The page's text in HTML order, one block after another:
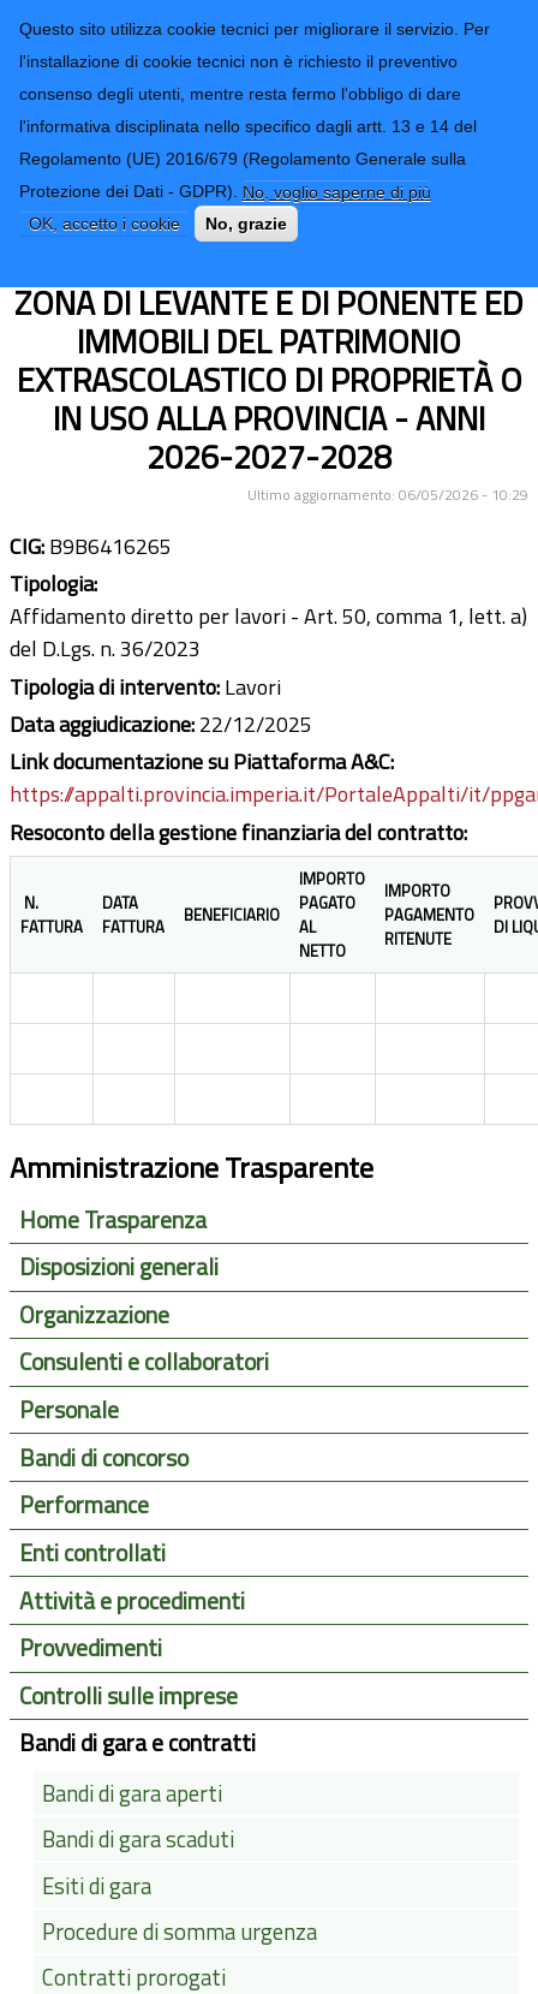
Questo sito utilizza cookie tecnici per migliorare il servizio. Per
l'installazione di cookie tecnici non è richiesto il preventivo
consenso degli utenti, mentre resta fermo l'obbligo di dare
l'informativa disciplinata nello specifico dagli artt. 13 e 14 del
Regolamento (UE) 2016/679 (Regolamento Generale sulla
Protezione dei Dati - GDPR). No, voglio saperne di più
OK, accetto i cookie
No, grazie
Provincia di
Imperia
CONTATTI-URP
TRASPARENZA
Form di ricerca
LAVORI DI MANUTENZIONE
ORDINARIA PER OPERE DA FABBRO
ZONA DI LEVANTE E DI PONENTE ED
IMMOBILI DEL PATRIMONIO
EXTRASCOLASTICO DI PROPRIETÀ O
IN USO ALLA PROVINCIA - ANNI
2026-2027-2028
Ultimo aggiornamento: 06/05/2026 - 10:29
CIG:B9B6416265
Tipologia:
Affidamento diretto per lavori - Art. 50, comma 1, lett. a)
del D.Lgs. n. 36/2023
Tipologia di intervento:Lavori
Data aggiudicazione:22/12/2025
Link documentazione su Piattaforma A&C:
https://appalti.provincia.imperia.it/PortaleAppalti/it/
Resoconto della gestione finanziaria del contratto:
N.
FATTURA
DATA
FATTURA
BENEFICIARIO
IMPORTO
PAGATO
AL
NETTO
IMPORTO
PAGAMENTO
RITENUTE
DI
Amministrazione Trasparente
Home Trasparenza
Disposizioni generali
Organizzazione
Consulenti e collaboratori
Personale
Bandi di concorso
Performance
Enti controllati
Attività e procedimenti
Provvedimenti
Controlli sulle imprese
Bandi di gara e contratti
Bandi di gara aperti
Bandi di gara scaduti
Esiti di gara
Procedure di somma urgenza
Contratti prorogati